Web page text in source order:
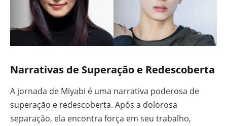
Narrativas de Superação e Redescoberta
A jornada de Miyabi é uma narrativa poderosa de
superação e redescoberta. Após a dolorosa
separação, ela encontra força em seu trabalho,